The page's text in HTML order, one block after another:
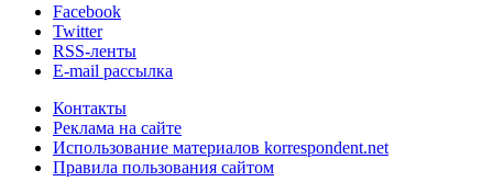
Facebook
Twitter
RSS-ленты
E-mail рассылка
Контакты
Реклама на сайте
Использование материалов korrespondent.net
Правила пользования сайтом